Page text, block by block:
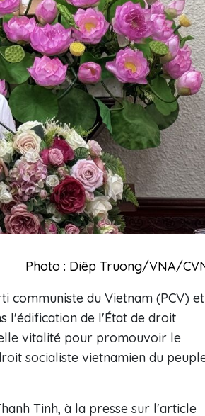
Photo : Diêp Truong/VNA/
communiste du Vietnam (PCV) et
l'édification de l'État de droit
vitalité pour promouvoir le
socialiste vietnamien du
Tinh, à la presse sur l'article